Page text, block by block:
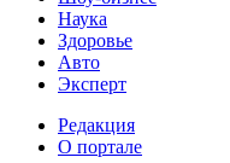
Наука
Здоровье
Авто
Эксперт
Редакция
О портале